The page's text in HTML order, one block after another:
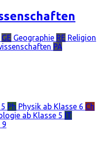
GE Geographie RE Religion
PÄ
Ph Physik ab Klasse 6 Ch
ab Klasse 5 IT
9